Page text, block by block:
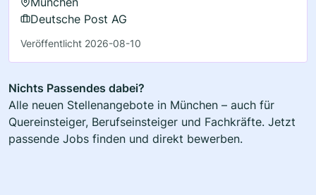
Deutsche Post AG
Veröffentlicht 2026-08-10
Nichts Passendes dabei?
Alle neuen Stellenangebote in München – auch für
Quereinsteiger, Berufseinsteiger und Fachkräfte. Jetzt
passende Jobs finden und direkt bewerben.